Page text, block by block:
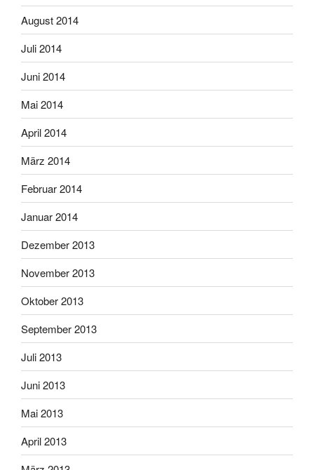
August 2014
Juli 2014
Juni 2014
Mai 2014
April 2014
März 2014
Februar 2014
Januar 2014
Dezember 2013
November 2013
Oktober 2013
September 2013
Juli 2013
Juni 2013
Mai 2013
April 2013